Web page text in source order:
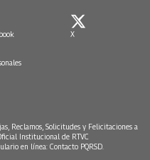
X
Reclamos, Solicitudes y Felicitaciones a
Institucional de RTVC
en línea: Contacto PQRSD.